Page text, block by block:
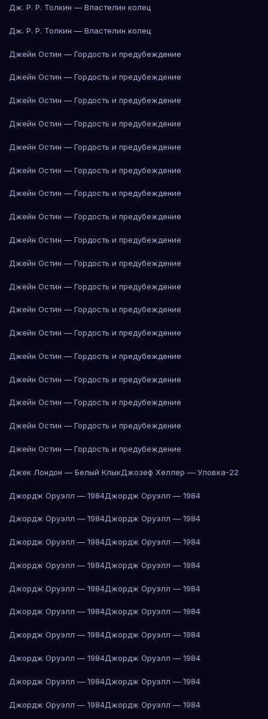
Дж. Р. Р. Толкин — Властелин колец
Дж. Р. Р. Толкин — Властелин колец
Джейн Остин — Гордость и предубеждение
Джейн Остин — Гордость и предубеждение
Джейн Остин — Гордость и предубеждение
Джейн Остин — Гордость и предубеждение
Джейн Остин — Гордость и предубеждение
Джейн Остин — Гордость и предубеждение
Джейн Остин — Гордость и предубеждение
Джейн Остин — Гордость и предубеждение
Джейн Остин — Гордость и предубеждение
Джейн Остин — Гордость и предубеждение
Джейн Остин — Гордость и предубеждение
Джейн Остин — Гордость и предубеждение
Джейн Остин — Гордость и предубеждение
Джейн Остин — Гордость и предубеждение
Джейн Остин — Гордость и предубеждение
Джейн Остин — Гордость и предубеждение
Джейн Остин — Гордость и предубеждение
Джейн Остин — Гордость и предубеждение
Джек Лондон — Белый КлыкДжозеф Хеллер — Уловка-22
Джордж Оруэлл — 1984Джордж Оруэлл — 1984
Джордж Оруэлл — 1984Джордж Оруэлл — 1984
Джордж Оруэлл — 1984Джордж Оруэлл — 1984
Джордж Оруэлл — 1984Джордж Оруэлл — 1984
Джордж Оруэлл — 1984Джордж Оруэлл — 1984
Джордж Оруэлл — 1984Джордж Оруэлл — 1984
Джордж Оруэлл — 1984Джордж Оруэлл — 1984
Джордж Оруэлл — 1984Джордж Оруэлл — 1984
Джордж Оруэлл — 1984Джордж Оруэлл — 1984
Джордж Оруэлл — 1984Джордж Оруэлл — 1984